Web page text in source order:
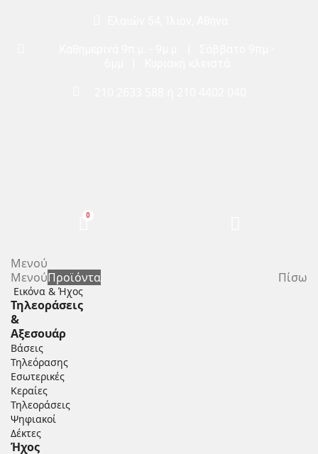
Μενού
Μενού
Πίσω
Προϊόντα
Εικόνα & Ήχος
Τηλεοράσεις
&
Αξεσουάρ
Βάσεις
Τηλεόρασης
Εσωτερικές
Κεραίες
Τηλεοράσεις
Ψηφιακοί
Δέκτες
Ήχος